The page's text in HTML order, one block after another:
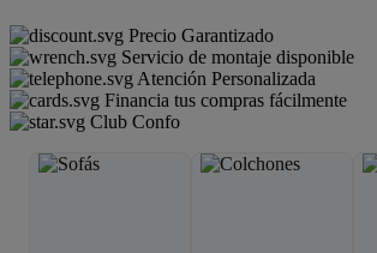
Precio Garantizado
Servicio de montaje disponible
Atención Personalizada
Financia tus compras fácilmente
Club Confo